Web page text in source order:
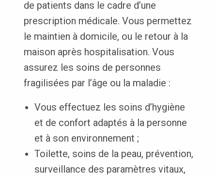
de patients dans le cadre d’une
prescription médicale. Vous permettez
le maintien à domicile, ou le retour à la
maison après hospitalisation. Vous
assurez les soins de personnes
fragilisées par l’âge ou la maladie :
Vous effectuez les soins d’hygiène
et de confort adaptés à la personne
et à son environnement ;
Toilette, soins de la peau, prévention,
surveillance des paramètres vitaux,